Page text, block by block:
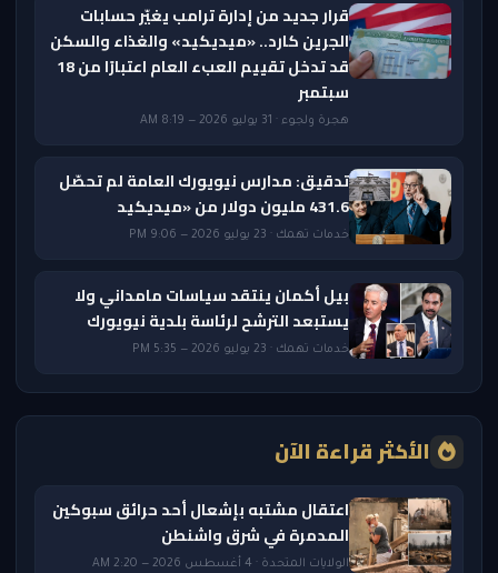
قرار جديد من إدارة ترامب يغيّر حسابات
الجرين كارد.. «ميديكيد» والغذاء والسكن
قد تدخل تقييم العبء العام اعتبارًا من 18
سبتمبر
هجرة ولجوء · 31 يوليو 2026 — 8:19 AM
تدقيق: مدارس نيويورك العامة لم تحصّل
431.6 مليون دولار من «ميديكيد
خدمات تهمك · 23 يوليو 2026 — 9:06 PM
بيل أكمان ينتقد سياسات مامداني ولا
يستبعد الترشح لرئاسة بلدية نيويورك
خدمات تهمك · 23 يوليو 2026 — 5:35 PM
الأكثر قراءة الآن
اعتقال مشتبه بإشعال أحد حرائق سبوكين
المدمرة في شرق واشنطن
الولايات المتحدة · 4 أغسطس 2026 — 2:20 AM